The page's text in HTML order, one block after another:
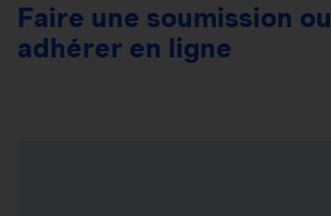
Faire une soumission ou
adhérer en ligne